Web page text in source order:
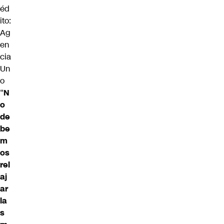
éd
ito:
Ag
en
cia
Un
o
“N
o
de
be
m
os
rel
aj
ar
la
s